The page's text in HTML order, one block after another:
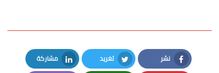
نشر
Facebook
تغريد
Twitter
مشاركة
LinkedIn